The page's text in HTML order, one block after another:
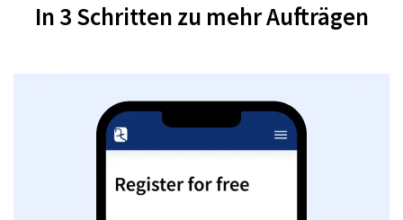
In 3 Schritten zu mehr Aufträgen